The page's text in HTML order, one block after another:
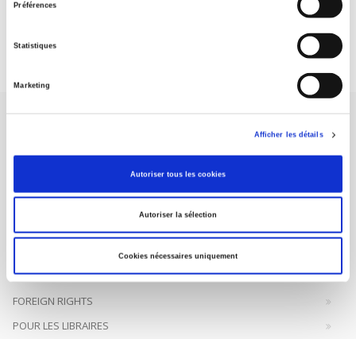
Préférences
Statistiques
Marketing
Afficher les détails
Autoriser tous les cookies
Autoriser la sélection
Cookies nécessaires uniquement
Maison d'édition dédiée aux sciences humaines et sociales, les
Presses de Sciences Po participent depuis leur création en 1976
CONTACTS
FOREIGN RIGHTS
POUR LES LIBRAIRES